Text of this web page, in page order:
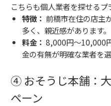
こちらも個人業者を探せるプ
特徴： 前橋市在住の店主
多く、親近感があります。
料金： 8,000円〜10,000
金の有無が明確な業者を選
④ おそうじ本舗：
ペーン